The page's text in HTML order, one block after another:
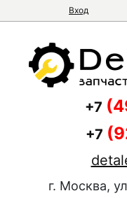
Вход
+7
+7
г. Москва,